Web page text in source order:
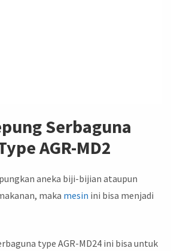
Serbaguna
AGR-MD2
aneka biji-bijian ataupun
maka mesin ini bisa menjadi
type AGR-MD24 ini bisa untuk